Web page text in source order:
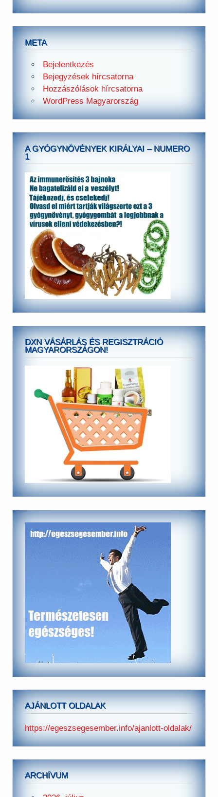
META
Bejelentkezés
Bejegyzések hírcsatorna
Hozzászólások hírcsatorna
WordPress Magyarország
A GYÓGYNÖVÉNYEK KIRÁLYAI – NUMERO
1
DXN VÁSÁRLÁS ÉS REGISZTRÁCIÓ
MAGYARORSZÁGON!
AJÁNLOTT OLDALAK
https://egeszsegesember.info/ajanlott-oldalak/
ARCHÍVUM